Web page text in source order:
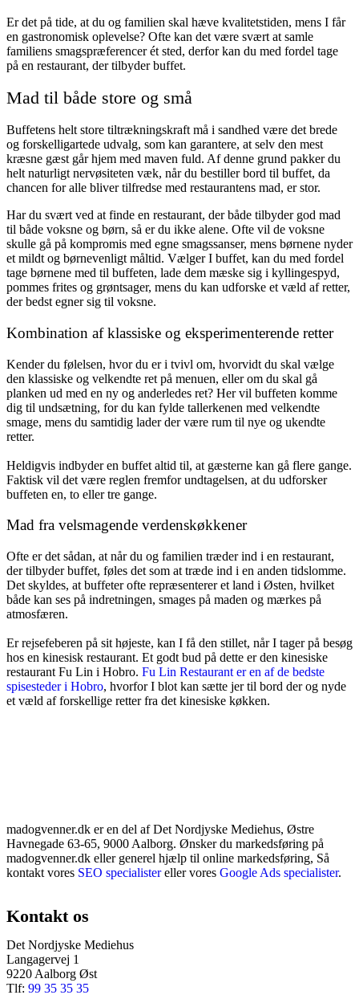
Er det på tide, at du og familien skal hæve kvalitetstiden, mens I får
en gastronomisk oplevelse? Ofte kan det være svært at samle
familiens smagspræferencer ét sted, derfor kan du med fordel tage
på en restaurant, der tilbyder buffet.
Mad til både store og små
Buffetens helt store tiltrækningskraft må i sandhed være det brede
og forskelligartede udvalg, som kan garantere, at selv den mest
kræsne gæst går hjem med maven fuld. Af denne grund pakker du
helt naturligt nervøsiteten væk, når du bestiller bord til buffet, da
chancen for alle bliver tilfredse med restaurantens mad, er stor.
Har du svært ved at finde en restaurant, der både tilbyder god mad
til både voksne og børn, så er du ikke alene. Ofte vil de voksne
skulle gå på kompromis med egne smagssanser, mens børnene nyder
et mildt og børnevenligt måltid. Vælger I buffet, kan du med fordel
tage børnene med til buffeten, lade dem mæske sig i kyllingespyd,
pommes frites og grøntsager, mens du kan udforske et væld af retter,
der bedst egner sig til voksne.
Kombination af klassiske og eksperimenterende retter
Kender du følelsen, hvor du er i tvivl om, hvorvidt du skal vælge
den klassiske og velkendte ret på menuen, eller om du skal gå
planken ud med en ny og anderledes ret? Her vil buffeten komme
dig til undsætning, for du kan fylde tallerkenen med velkendte
smage, mens du samtidig lader der være rum til nye og ukendte
retter.
Heldigvis indbyder en buffet altid til, at gæsterne kan gå flere gange.
Faktisk vil det være reglen fremfor undtagelsen, at du udforsker
buffeten en, to eller tre gange.
Mad fra velsmagende verdenskøkkener
Ofte er det sådan, at når du og familien træder ind i en restaurant,
der tilbyder buffet, føles det som at træde ind i en anden tidslomme.
Det skyldes, at buffeter ofte repræsenterer et land i Østen, hvilket
både kan ses på indretningen, smages på maden og mærkes på
atmosfæren.
Er rejsefeberen på sit højeste, kan I få den stillet, når I tager på besøg
hos en kinesisk restaurant. Et godt bud på dette er den kinesiske
restaurant Fu Lin i Hobro. Fu Lin Restaurant er en af de bedste
spisesteder i Hobro, hvorfor I blot kan sætte jer til bord der og nyde
et væld af forskellige retter fra det kinesiske køkken.
madogvenner.dk er en del af Det Nordjyske Mediehus, Østre
Havnegade 63-65, 9000 Aalborg. Ønsker du markedsføring på
madogvenner.dk eller generel hjælp til online markedsføring, Så
kontakt vores SEO specialistereller vores Google Ads specialister.
Kontakt os
Det Nordjyske Mediehus
Langagervej 1
9220 Aalborg Øst
Tlf: 99 35 35 35